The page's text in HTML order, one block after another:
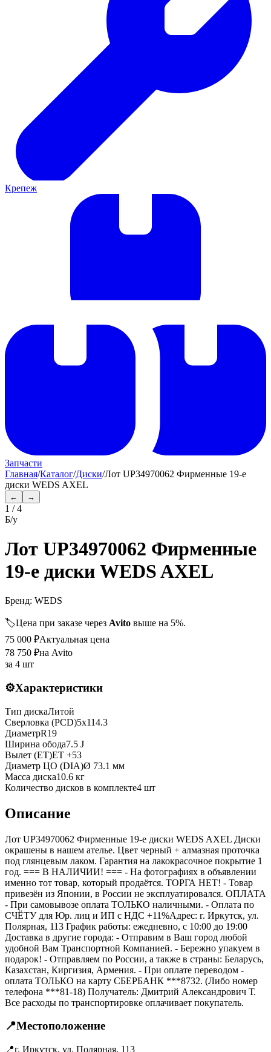
Крепеж
Запчасти
Главная/Каталог/Диски/Лот UP34970062 Фирменные 19-е
диски WEDS AXEL
← →
1 /4
Б/у
Лот UP34970062 Фирменные
19-е диски WEDS AXEL
Бренд: WEDS
🏷️Цена при заказе через Avito выше на 5%.
75 000 ₽Актуальная цена
78 750 ₽на Avito
за 4 шт
⚙️Характеристики
Тип дискаЛитой
Сверловка (PCD)5x114.3
ДиаметрR19
Ширина обода7.5 J
Вылет (ET)ET +53
Диаметр ЦО (DIA)Ø 73.1 мм
Масса диска10.6 кг
Количество дисков в комплекте4 шт
Описание
Лот UP34970062 Фирменные 19-е диски WEDS AXEL Диски
окрашены в нашем ателье. Цвет черный + алмазная проточка
под глянцевым лаком. Гарантия на лакокрасочное покрытие 1
год. === B НАЛИЧИИ! === - На фотографиях в объявлении
именно тот товар, который продаётся. ТОРГА НЕТ! - Товар
привезён из Японии, в России не эксплуатировался. ОПЛАТА
- При самовывозе оплата ТОЛЬКО наличными. - Оплата по
СЧЁТУ для Юр. лиц и ИП с НДС +11%Адрес: г. Иркутск, ул.
Полярная, 113 График работы: ежедневно, с 10:00 до 19:00
Доставка в другие города: - Отправим в Ваш город любой
удобной Вам Транспортной Компанией. - Бережно упакуем в
подарок! - Отправляем по России, а также в страны: Беларусь,
Казахстан, Киргизия, Армения. - При оплате переводом -
оплата ТОЛЬКО на карту СБЕРБАНК ***8732. (Либо номер
телефона ***81-18) Получатель: Дмитрий Александрович Т.
Все расходы по транспортировке оплачивает покупатель.
📍Местоположение
📍г. Иркутск, ул. Полярная, 113